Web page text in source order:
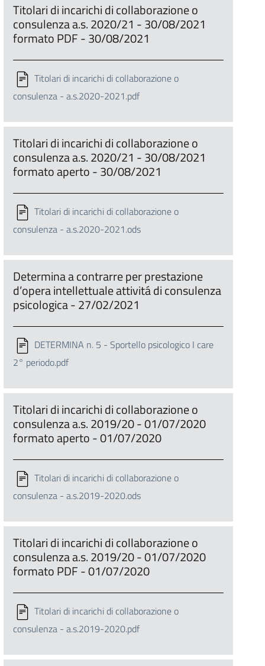
Titolari di incarichi di collaborazione o
consulenza a.s. 2020/21 - 30/08/2021
formato PDF - 30/08/2021
Titolari di incarichi di collaborazione o
consulenza - a.s.2020-2021.pdf
Titolari di incarichi di collaborazione o
consulenza a.s. 2020/21 - 30/08/2021
formato aperto - 30/08/2021
Titolari di incarichi di collaborazione o
consulenza - a.s.2020-2021.ods
Determina a contrarre per prestazione
d’opera intellettuale attivitá di consulenza
psicologica - 27/02/2021
DETERMINA n. 5 - Sportello psicologico I care
2° periodo.pdf
Titolari di incarichi di collaborazione o
consulenza a.s. 2019/20 - 01/07/2020
formato aperto - 01/07/2020
Titolari di incarichi di collaborazione o
consulenza - a.s.2019-2020.ods
Titolari di incarichi di collaborazione o
consulenza a.s. 2019/20 - 01/07/2020
formato PDF - 01/07/2020
Titolari di incarichi di collaborazione o
consulenza - a.s.2019-2020.pdf